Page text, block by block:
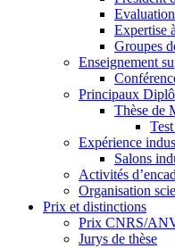
Expertise
Groupes
Enseignement
Principaux
Thèse de
Expérience
Salons
Activités
Organisation
Prix et distinctions
Prix CNRS/
Jurys de thèse